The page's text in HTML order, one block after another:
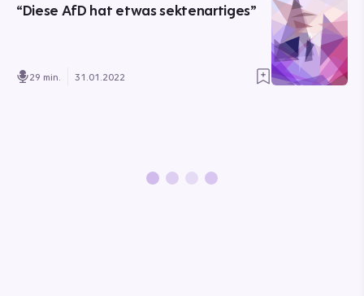
“Diese AfD hat etwas sektenartiges”
29 min. 31.01.2022